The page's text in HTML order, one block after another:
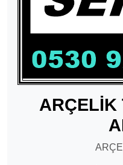
ARÇELİK